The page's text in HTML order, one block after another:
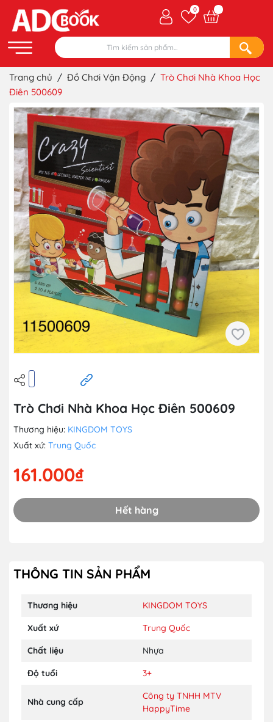
0
Trang chủ / Đồ Chơi Vận Động / Trò Chơi Nhà Khoa Học
Điên 500609
Trò Chơi Nhà Khoa Học Điên 500609
Thương hiệu: KINGDOM TOYS
Xuất xứ: Trung Quốc
161.000₫
Hết hàng
THÔNG TIN SẢN PHẨM
Thương hiệu KINGDOM TOYS
Xuất xứ Trung Quốc
Chất liệu Nhựa
Độ tuổi 3+
Nhà cung cấp
Công ty TNHH MTV
HappyTime